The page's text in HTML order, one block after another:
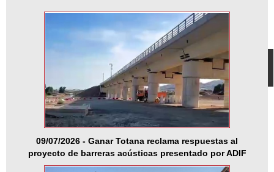
09/07/2026 - Ganar Totana reclama respuestas al
proyecto de barreras acústicas presentado por ADIF